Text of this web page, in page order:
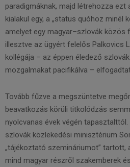
paradigmáknak, majd létrehozza ezt
kialakul egy, a „status quóhoz minél
amelyet egy magyar–szlovák közös
illesztve az ügyért felelős Palkovics
kollégája – az éppen éledező
mozgalmakat pacifikálva –
Tovább fűzve a megszüntetve
beavatkozás körüli titkolódzás
nyolcvanas évek végén
szlovák közlekedési minisztérium
„tájékoztató szemináriumot” tartott,
mind magyar részről szakemberek